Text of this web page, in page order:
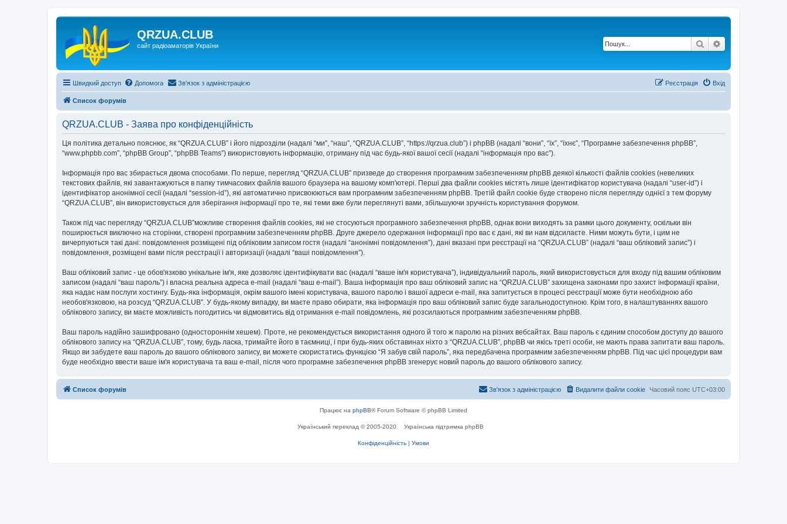
QRZUA.CLUB
сайт радіоаматорів України Пошук
Швидкий доступ Допомога Зв'язок з адміністрацією Вхід
Реєстрація
Список форумів
QRZUA.CLUB - Заява про конфіденційність
Ця політика детально пояснює, як “QRZUA.CLUB” і його підрозділи (надалі “ми”, “наш”, “QRZUA.CLUB”, “https://qrzua.club”) і phpBB (надалі “вони”, “їх”, “їхнє”, “Програмне забезпечення phpBB”,
“www.phpbb.com”, “phpBB Group”, “phpBB Teams”) використовують інформацію, отриману під час будь-якої вашої сесії (надалі “інформація про вас”).
Інформація про вас збирається двома способами. По перше, перегляд “QRZUA.CLUB” призведе до створення програмним забезпеченням phpBB деякої кількості файлів cookies (невеликих
текстових файлів, які завантажуються в папку тимчасових файлів вашого браузера на вашому комп'ютері. Перші два файли cookies містять лише ідентифікатор користувача (надалі “user-id”) і
ідентифікатор анонімної сесії (надалі “session-id”), які автоматично присвоюються вам програмним забезпеченням phpBB. Третій файл cookie буде створено після перегляду однієї з тем форуму
“QRZUA.CLUB”, він використовується для зберігання інформації про те, які теми вже були переглянуті вами, збільшуючи зручність користування форумом.
Також під час перегляду “QRZUA.CLUB”можливе створення файлів cookies, які не стосуються програмного забезпечення phpBB, однак вони виходять за рамки цього документу, оскільки він
поширюється виключно на сторінки, створені програмним забезпеченням phpBB. Друге джерело одержання інформації про вас є дані, які ви нам відсилаєте. Ними можуть бути, і цим не
вичерпуються такі дані: повідомлення розміщені під обліковим записом гостя (надалі “анонімні повідомлення”), дані вказані при реєстрації на “QRZUA.CLUB” (надалі “ваш обліковий запис”) і
повідомлення, розміщені вами після реєстрації і авторизації (надалі “ваші повідомлення”).
Ваш обліковий запис - це обов'язково унікальне ім'я, яке дозволяє ідентифікувати вас (надалі “ваше ім'я користувача”), індивідуальний пароль, який використовується для входу під вашим обліковим
записом (надалі “ваш пароль”) і власна реальна адреса e-mail (надалі “ваш e-mail”). Ваша інформація про ваш обліковий запис на “QRZUA.CLUB” захищена законами про захист інформації країни,
яка надає нам послуги хостингу. Будь-яка інформація, окрім вашого імені користувача, вашого паролю і вашої адреси e-mail, яка запитується в процесі реєстрації може бути необхідною або
необов'язковою, на розсуд “QRZUA.CLUB”. У будь-якому випадку, ви маєте право обирати, яка інформація про ваш обліковий запис буде загальнодоступною. Крім того, в налаштуваннях вашого
облікового запису, ви маєте можливість погодитись чи відмовитись від отримання e-mail повідомлень, які розсилаються програмним забезпеченням phpBB.
Ваш пароль надійно зашифровано (одностороннім хешем). Проте, не рекомендується використання одного й того ж паролю на різних вебсайтах. Ваш пароль є єдиним способом доступу до вашого
облікового запису на “QRZUA.CLUB”, тому, будь ласка, тримайте його в таємниці, і при будь-яких обставинах ніхто з “QRZUA.CLUB”, phpBB чи якісь треті особи, не мають права запитати ваш пароль.
Якщо ви забудете ваш пароль до вашого облікового запису, ви можете скористатись функцією “Я забув свій пароль”, яка передбачена програмним забезпеченням phpBB. Під час цієї процедури вам
буде необхідно ввести ваше ім'я користувача та ваш e-mail, після чого програмне забезпечення phpBB згенерує новий пароль до вашого облікового запису.
Список форумів Часовий пояс UTC+03:00
Видалити файли cookie
Зв'язок з адміністрацією
Працює на phpBB® Forum Software © phpBB Limited
Український переклад © 2005-2020 Українська підтримка phpBB
Конфіденційність | Умови